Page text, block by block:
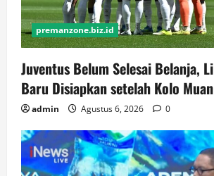
premanzone.biz.id
Juventus Belum Selesai Belanja,
Baru Disiapkan setelah Kolo
admin Agustus 6, 2026 0